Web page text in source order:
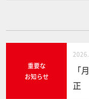
重要な
お知らせ
「
正